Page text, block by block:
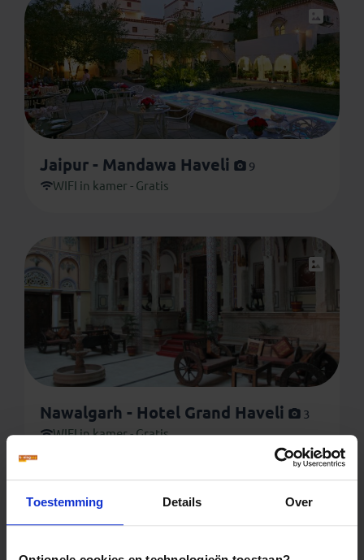
Toestemming Details Over
Jaipur - Mandawa Haveli
9
WIFI in kamer - Gratis
Nawalgarh - Hotel Grand Haveli
3
WIFI in kamer - Gratis